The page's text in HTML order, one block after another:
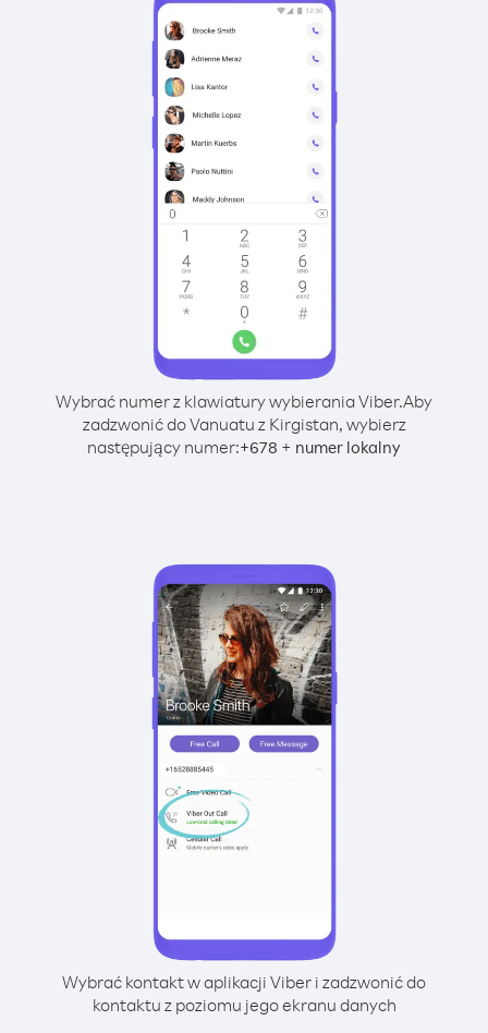
Wybrać numer z klawiatury wybierania Viber.Aby
zadzwonić do Vanuatu z Kirgistan, wybierz
następujący numer:+678 + numer lokalny
Wybrać kontakt w aplikacji Viber i zadzwonić do
kontaktu z poziomu jego ekranu danych